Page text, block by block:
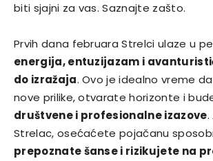
biti sjajni za vas. Saznajte zašto.
Prvih dana februara Strelci ulaze u
energija, entuzijazam i
do izražaja. Ovo je idealno vreme
nove prilike, otvarate horizonte i
društvene i profesionalne izazove.
Strelac, osećaćete pojačanu
prepoznate šanse i rizikujete na